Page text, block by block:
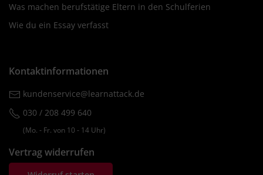
Was machen berufstätige Eltern in den Schulferien
Wie du ein Essay verfasst
Kontaktinformationen
kundenservice@learnattack.de
030 / 208 499 640
(Mo. ‐ Fr. von 10 ‐ 14 Uhr)
Vertrag widerrufen